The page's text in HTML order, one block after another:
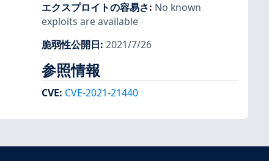
エクスプロイトの容易さ: No known
exploits are available
脆弱性公開日: 2021/7/26
参照情報
CVE: CVE-2021-21440